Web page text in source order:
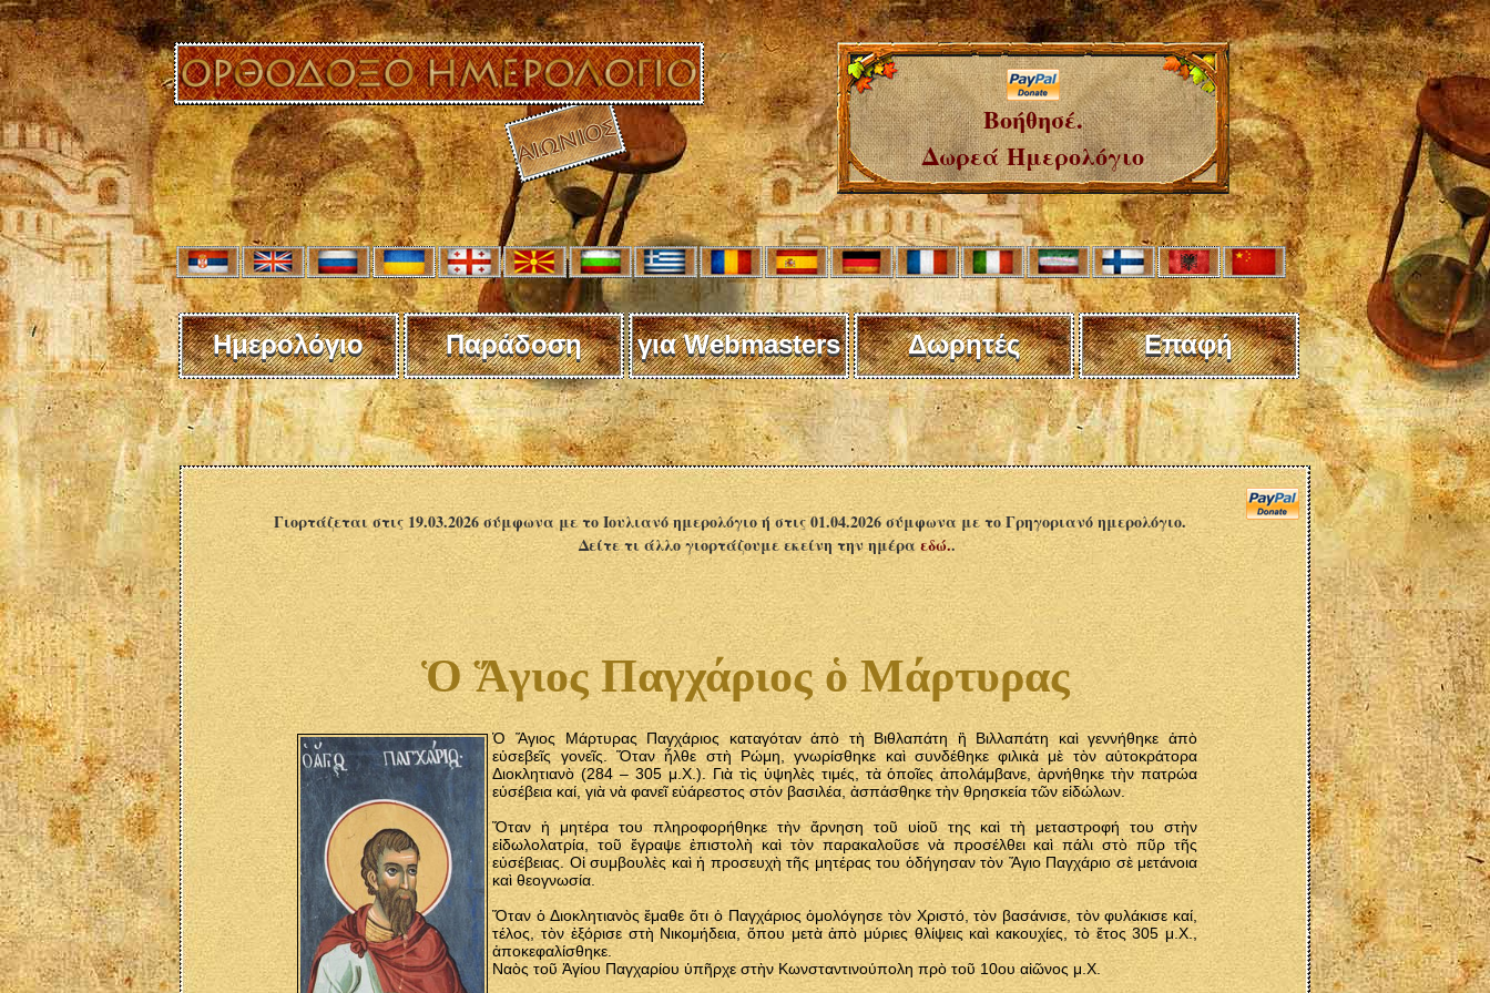
Βοήθησέ.
Δωρεά Ημερολόγιο
Ημερολόγιο Παράδοση για Webmasters Δωρητές Επαφή
Γιορτάζεται στις 19.03.2026 σύμφωνα με το Ιουλιανό ημερολόγιο ή στις 01.04.2026 σύμφωνα με το Γρηγοριανό ημερολόγιο.
Δείτε τι άλλο γιορτάζουμε εκείνη την ημέραεδώ..
Ὁ Ἅγιος Παγχάριος ὁ Μάρτυρας
Ὁ Ἅγιος Μάρτυρας Παγχάριος καταγόταν ἀπὸ τὴ Βιθλαπάτη ἢ Βιλλαπάτη καὶ γεννήθηκε ἀπὸ
εὐσεβεῖς γονεῖς. Ὅταν ἦλθε στὴ Ρώμη, γνωρίσθηκε καὶ συνδέθηκε φιλικὰ μὲ τὸν αὐτοκράτορα
Διοκλητιανὸ (284 – 305 μ.Χ.). Γιὰ τὶς ὑψηλὲς τιμές, τὰ ὁποῖες ἀπολάμβανε, ἀρνήθηκε τὴν πατρώα
εὐσέβεια καί, γιὰ νὰ φανεῖ εὐάρεστος στὸν βασιλέα, ἀσπάσθηκε τὴν θρησκεία τῶν εἰδώλων.
Ὅταν ἡ μητέρα του πληροφορήθηκε τὴν ἄρνηση τοῦ υἱοῦ της καὶ τὴ μεταστροφή του στὴν
εἰδωλολατρία, τοῦ ἔγραψε ἐπιστολὴ καὶ τὸν παρακαλοῦσε νὰ προσέλθει καὶ πάλι στὸ πῦρ τῆς
εὐσέβειας. Οἱ συμβουλὲς καὶ ἡ προσευχὴ τῆς μητέρας του ὁδήγησαν τὸν Ἅγιο Παγχάριο σὲ μετάνοια
καὶ θεογνωσία.
Ὅταν ὁ Διοκλητιανὸς ἔμαθε ὅτι ὁ Παγχάριος ὁμολόγησε τὸν Χριστό, τὸν βασάνισε, τὸν φυλάκισε καί,
τέλος, τὸν ἐξόρισε στὴ Νικομήδεια, ὅπου μετὰ ἀπὸ μύριες θλίψεις καὶ κακουχίες, τὸ ἔτος 305 μ.Χ.,
ἀποκεφαλίσθηκε.
Ναὸς τοῦ Ἁγίου Παγχαρίου ὑπῆρχε στὴν Κωνσταντινούπολη πρὸ τοῦ 10ου αἰῶνος μ.Χ.